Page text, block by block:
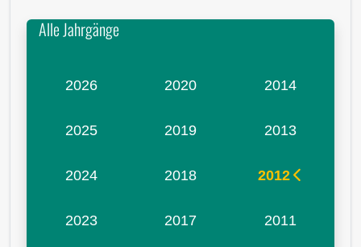
Alle Jahrgänge
2026
2025
2024
2023
2020
2019
2018
2017
2014
2013
2012
2011